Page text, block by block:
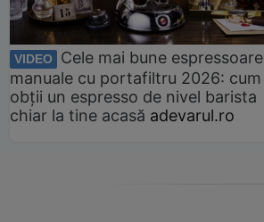
VIDEO
Cele mai bune espressoare
manuale cu portafiltru 2026: cum
obții un espresso de nivel barista
chiar la tine acasă adevarul.ro